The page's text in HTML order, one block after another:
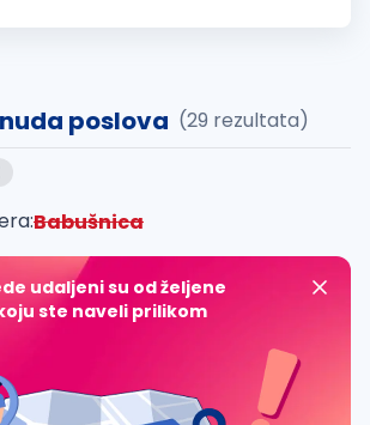
poslova (29 rezultata)
Babušnica
udaljeni su od željene
ste naveli prilikom